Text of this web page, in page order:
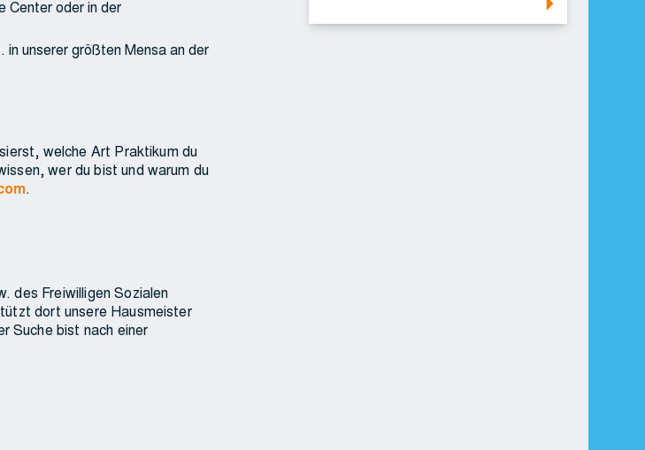
Center oder in der
in unserer größten Mensa an der
welche Art Praktikum du
wer du bist und warum du
.
des Freiwilligen Sozialen
dort unsere Hausmeister
Suche bist nach einer